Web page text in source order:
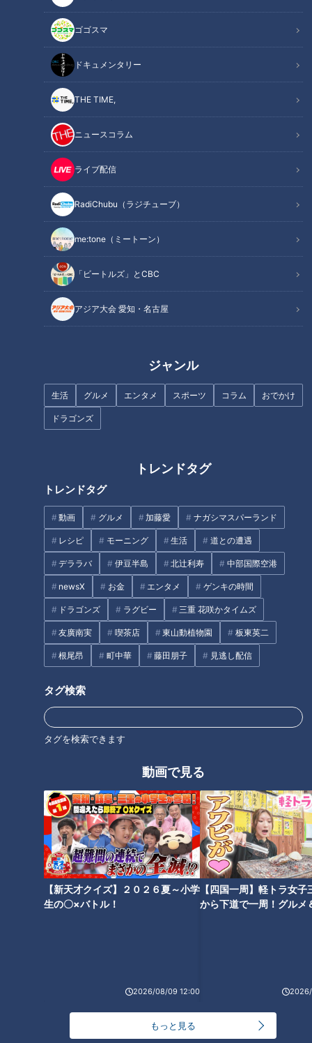
ゴゴスマ
ドキュメンタリー
THE TIME,
ニュースコラム
ライブ配信
RadiChubu（ラジチューブ）
me:tone（ミートーン）
「ビートルズ」とCBC
アジア大会 愛知・名古屋
ジャンル
生活 グルメ エンタメ スポーツ コラム おでかけ
ドラゴンズ
トレンドタグ
トレンドタグ
動画 グルメ 加藤愛 ナガシマスパーランド
レシピ モーニング 生活 道との遭遇
デララバ 伊豆半島 北辻利寿 中部国際空港
newsX お金 エンタメ ゲンキの時間
ドラゴンズ ラグビー 三重 花咲かタイムズ
友廣南実 喫茶店 東山動植物園 板東英二
根尾昂 町中華 藤田朋子 見逃し配信
タグ検索
タグを検索できます
動画で見る
【新天才クイズ】２０２６夏～小学
生の〇×バトル！
2026/08/09 12:00
【四国一周】軽トラ女子
から下道で一周！グルメ
もっと見る
記事に戻る
この記事を見たあなたへのおすすめ
フランス人は菓子店「シャトレ
ーゼ」の店名に顔を赤らめる？
「鶏胸肉の新しょうがはさみ焼
パンサー向井もタジタジ！県内
屈指の進学校にある『ファッシ
ョン創造科』で夢を持って楽し
く学ぶ生徒たち
1台1000万円のゴンドラ！？
大人気観光スポット「御在所ロ
ープウエイ」の楽しみ方
オススメ関連コンテンツ
石丸幹二「すごい痩せました
ね！」…世界一楽なスクワッ
ト！？ダイエットのスペシャリ
ストに学ぶ「無理なくやせる方
便利になるはずの道「突然工事
が終わってしまった」未完のま
ま眠る「未成道」＆都心部の珍
しい「奇道」